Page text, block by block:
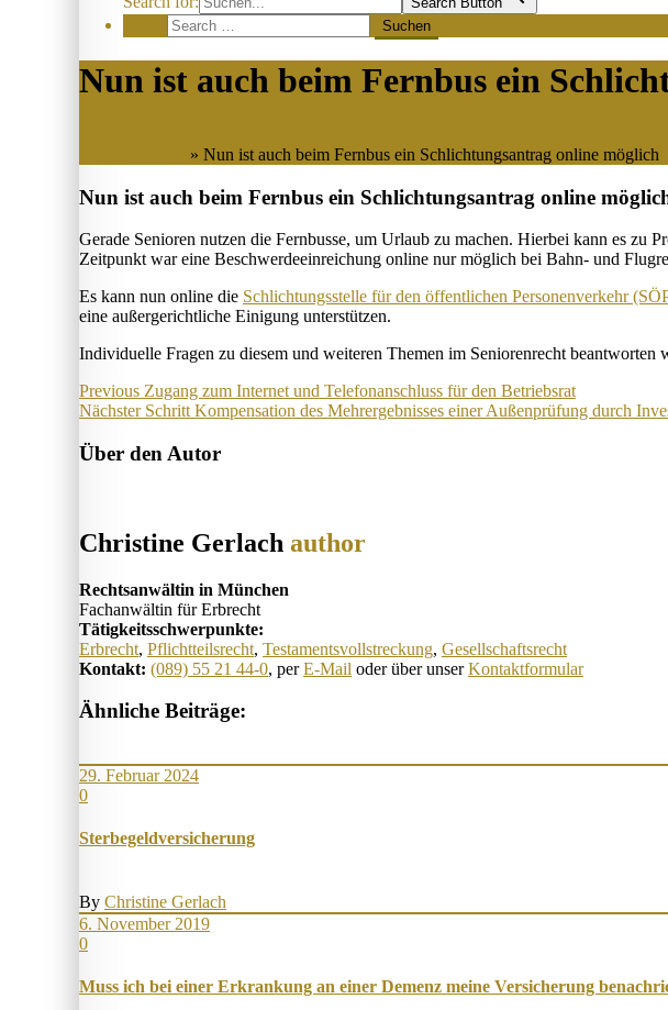
Nun ist auch beim Fernbus ein
» Nun ist auch beim Fernbus ein Schlichtungsantrag online möglich
Nun ist auch beim Fernbus ein Schlichtungsantrag online
Gerade Senioren nutzen die Fernbusse, um Urlaub zu machen. Hierbei kann es zu
Zeitpunkt war eine Beschwerdeeinreichung online nur möglich bei Bahn- und
Es kann nun online die Schlichtungsstelle für den öffentlichen Personenverkehr
eine außergerichtliche Einigung unterstützen.
Individuelle Fragen zu diesem und weiteren Themen im Seniorenrecht
Beitragsnavigation
Previous Zugang zum Internet und Telefonanschluss für den Betriebsrat
Nächster Schritt Kompensation des Mehrergebnisses einer Außenprüfung durch
Über den Autor
Christine Gerlach author
Rechtsanwältin in München
Fachanwältin für Erbrecht
Tätigkeitsschwerpunkte:
Erbrecht, Pflichtteilsrecht, Testamentsvollstreckung, Gesellschaftsrecht
Kontakt: (089) 55 21 44-0, perE-Mail oder über unserKontaktformular
Ähnliche Beiträge:
29. Februar 2024
0
Ster­be­geld­ver­sich­er­ung
By Christine Gerlach
6. November 2019
0
Muss ich bei einer Erkrankung an einer Demenz meine Versicherung